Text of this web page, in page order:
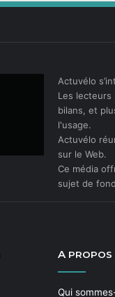
Actuvélo
Les lecteurs
bilans, et
l'usage.
Actuvélo
sur le Web.
Ce média
sujet de
A PROPOS
Qui